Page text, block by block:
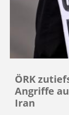
ÖRK
Angriffe
Iran